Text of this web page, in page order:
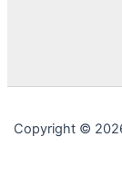
Copyright ©